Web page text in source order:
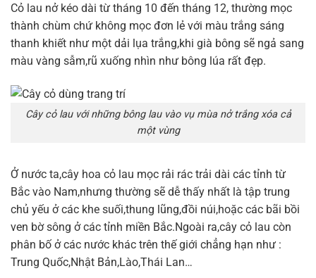
Cỏ lau nở kéo dài từ tháng 10 đến tháng 12, thường mọc
thành chùm chứ không mọc đơn lẻ với màu trắng sáng
thanh khiết như một dải lụa trắng,khi già bông sẽ ngả sang
màu vàng sẫm,rũ xuống nhìn như bông lúa rất đẹp.
Cây cỏ lau với những bông lau vào vụ mùa nở trắng xóa cả
một vùng
Ở nước ta,cây hoa cỏ lau mọc rải rác trải dài các tỉnh từ
Bắc vào Nam,nhưng thường sẽ dễ thấy nhất là tập trung
chủ yếu ở các khe suối,thung lũng,đồi núi,hoặc các bãi bồi
ven bờ sông ở các tỉnh miền Bắc.Ngoài ra,cây cỏ lau còn
phân bố ở các nước khác trên thế giới chẳng hạn như :
Trung Quốc,Nhật Bản,Lào,Thái Lan…